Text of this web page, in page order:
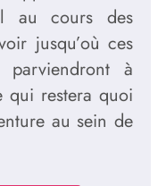
au cours des
jusqu’où ces
à
qui restera quoi
au sein de